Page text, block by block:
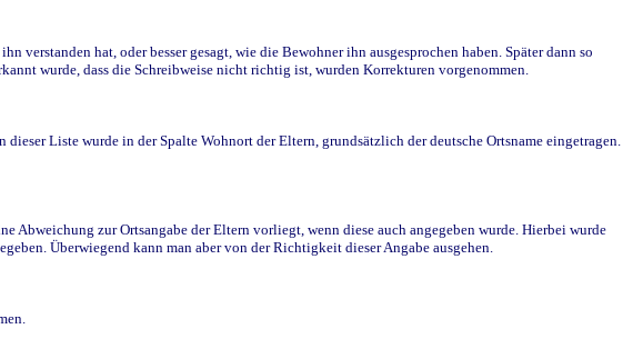
hat, oder besser gesagt, wie die Bewohner ihn ausgesprochen haben. Später dann so
wurde, dass die Schreibweise nicht richtig ist, wurden Korrekturen vorgenommen.
Liste wurde in der Spalte Wohnort der Eltern, grundsätzlich der deutsche Ortsname eingetragen.
Abweichung zur Ortsangabe der Eltern vorliegt, wenn diese auch angegeben wurde. Hierbei wurde
Überwiegend kann man aber von der Richtigkeit dieser Angabe ausgehen.